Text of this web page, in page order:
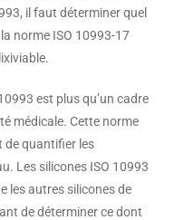
il faut déterminer quel
norme ISO 10993-17
est plus qu’un cadre
médicale. Cette norme
de quantifier les
Les silicones ISO 10993
les autres silicones de
de déterminer ce dont